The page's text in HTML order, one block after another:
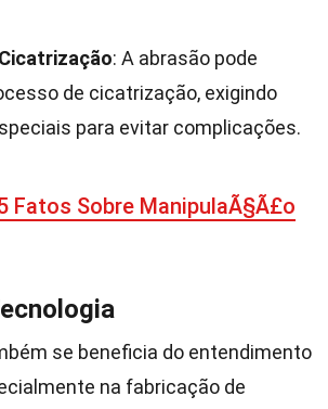
: A abrasão pode
de cicatrização, exigindo
para evitar complicações.
Fatos Sobre ManipulaÃ§Ã£o
se beneficia do entendimento
na fabricação de